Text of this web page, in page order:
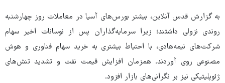
به گزارش قدس آنلاین، بیشتر بورس‌های آسیا در معاملات روز چهارشنبه
روندی نزولی داشتند؛ زیرا سرمایه‌گذاران پس از نوسانات اخیر سهام
شرکت‌های نیمه‌هادی، با احتیاط بیشتری به خرید سهام فناوری و هوش
مصنوعی روی آوردند. همزمان افزایش قیمت نفت و تشدید تنش‌های
ژئوپلیتیکی نیز بر نگرانی‌های بازار افزود.